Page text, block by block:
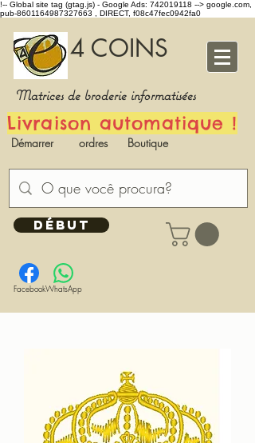
!-- Global site tag (gtag.js) - Google Ads: 742019118 --> google.com,
pub-8601164987327663 , DIRECT, f08c47fec0942fa0
4 COINS
Matrices de broderie informatisées
Livraison automatique !
Démarrer ordres Boutique
DÉBUT
FacebookWhatsApp